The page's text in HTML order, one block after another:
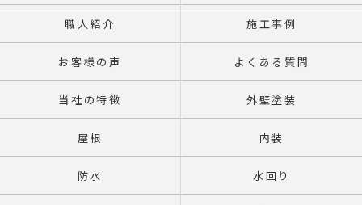
職人紹介 施工事例
お客様の声 よくある質問
当社の特徴 外壁塗装
屋根 内装
防水 水回り